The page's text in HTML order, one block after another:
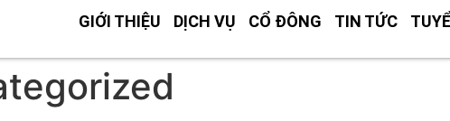
GIỚI THIỆU DỊCH VỤ CỔ ĐÔNG TIN TỨC